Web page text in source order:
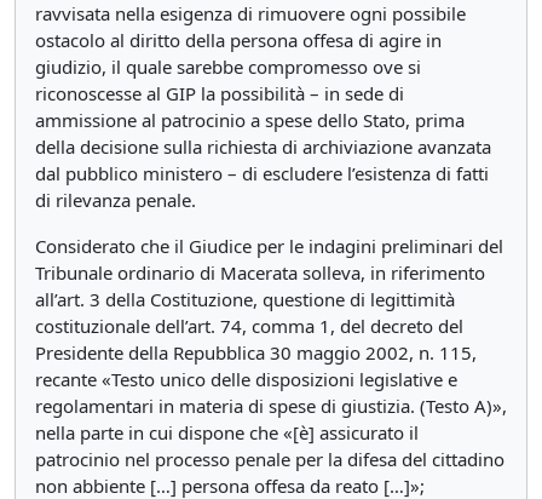
ravvisata nella esigenza di rimuovere ogni possibile
ostacolo al diritto della persona offesa di agire in
giudizio, il quale sarebbe compromesso ove si
riconoscesse al GIP la possibilità – in sede di
ammissione al patrocinio a spese dello Stato, prima
della decisione sulla richiesta di archiviazione avanzata
dal pubblico ministero – di escludere l’esistenza di fatti
di rilevanza penale.
Considerato che il Giudice per le indagini preliminari del
Tribunale ordinario di Macerata solleva, in riferimento
all’art. 3 della Costituzione, questione di legittimità
costituzionale dell’art. 74, comma 1, del decreto del
Presidente della Repubblica 30 maggio 2002, n. 115,
recante «Testo unico delle disposizioni legislative e
regolamentari in materia di spese di giustizia. (Testo A)»,
nella parte in cui dispone che «[è] assicurato il
patrocinio nel processo penale per la difesa del cittadino
non abbiente […] persona offesa da reato […]»;